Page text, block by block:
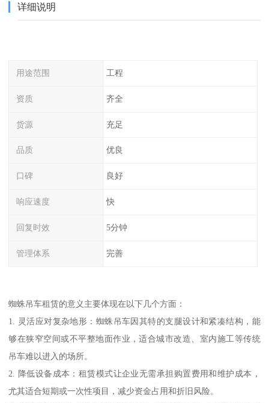
详细说明
用途范围 工程
资质 齐全
货源 充足
品质 优良
口碑 良好
响应速度 快
回复时效 5分钟
管理体系 完善
蜘蛛吊车租赁的意义主要体现在以下几个方面：
1. 灵活应对复杂地形：蜘蛛吊车因其特的支腿设计和紧凑结构，能
够在狭窄空间或不平整地面作业，适合城市改造、室内施工等传统
吊车难以进入的场所。
2. 降低设备成本：租赁模式让企业无需承担购置费用和维护成本，
尤其适合短期或一次性项目，减少资金占用和折旧风险。